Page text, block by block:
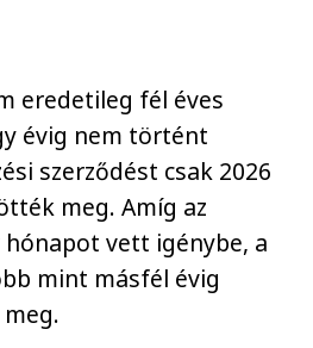
eredetileg fél éves
évig nem történt
szerződést csak 2026
meg. Amíg az
vett igénybe, a
mint másfél évig